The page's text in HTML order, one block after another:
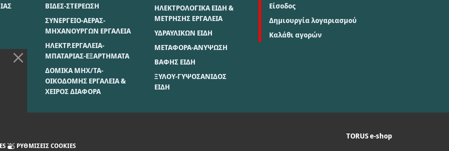
ΒΙΔΕΣ-ΣΤΕΡΕΩΣΗ
ΣΥΝΕΡΓΕΙΟ-ΑΕΡΑΣ-
ΜΗΧΑΝΟΥΡΓΩΝ ΕΡΓΑΛΕΙΑ
ΗΛΕΚΤΡ.ΕΡΓΑΛΕΙΑ-
ΜΠΑΤΑΡΙΑΣ-ΕΞΑΡΤΗΜΑΤΑ
ΔΟΜΙΚΑ ΜΗΧ/ΤΑ-
ΟΙΚΟΔΟΜΗΣ ΕΡΓΑΛΕΙΑ &
ΧΕΙΡΟΣ ΔΙΑΦΟΡΑ
ΗΛΕΚΤΡΟΛΟΓΙΚΑ ΕΙΔΗ &
ΜΕΤΡΗΣΗΣ ΕΡΓΑΛΕΙΑ
ΥΔΡΑΥΛΙΚΩΝ ΕΙΔΗ
ΜΕΤΑΦΟΡΑ-ΑΝΥΨΩΣΗ
ΒΑΦΗΣ ΕΙΔΗ
ΞΥΛΟΥ-ΓΥΨΟΣΑΝΙΔΟΣ
ΕΙΔΗ
Είσοδος
Δημιουργία λογαριασμού
Καλάθι αγορών
ΡΥΘΜΊΣΕΙΣ COOKIES
TORUS e-shop